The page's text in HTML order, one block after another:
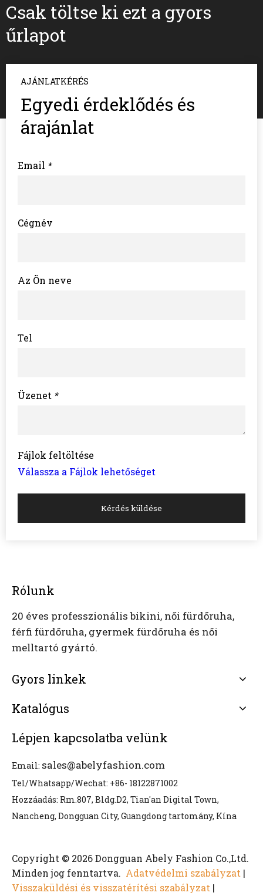
Csak töltse ki ezt a gyors
űrlapot
AJÁNLATKÉRÉS
Egyedi érdeklődés és
árajánlat
*
Email
Cégnév
Az Ön neve
Tel
*
Üzenet
Fájlok feltöltése
Válassza a Fájlok lehetőséget
Kérdés küldése
Rólunk
20 éves professzionális bikini, női fürdőruha,
férfi fürdőruha, gyermek fürdőruha és női
melltartó gyártó.
Gyors linkek
Katalógus
Lépjen kapcsolatba velünk
Email: sales@abelyfashion.com
Tel/Whatsapp/Wechat: +86- 18122871002
Hozzáadás: Rm.807, Bldg.D2, Tian'an Digital Town,
Nancheng, Dongguan City, Guangdong tartomány, Kína
Copyright © 2026 Dongguan Abely Fashion Co.,Ltd.
Minden jog fenntartva. Adatvédelmi szabályzat |
Visszaküldési és visszatérítési szabályzat |